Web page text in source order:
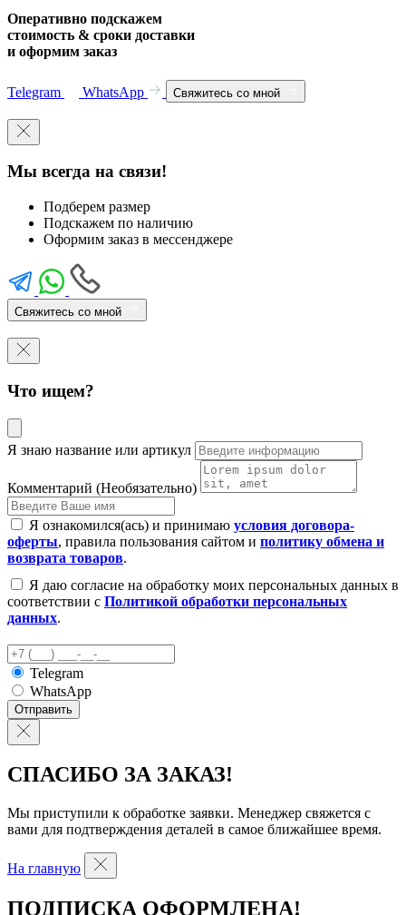
Оперативно подскажем
стоимость & сроки доставки
и оформим заказ
Telegram WhatsApp Свяжитесь со мной
Мы всегда на связи!
Подберем размер
Подскажем по наличию
Оформим заказ в мессенджере
Свяжитесь со мной
Что ищем?
Я знаю название или артикул
Комментарий (Необязательно)
Я ознакомился(ась) и принимаю условия договора-
оферты, правила пользования сайтом и политику обмена и
возврата товаров.
Я даю согласие на обработку моих персональных данных в
соответствии с Политикой обработки персональных
данных.
Telegram
WhatsApp
Отправить
СПАСИБО ЗА ЗАКАЗ!
Мы приступили к обработке заявки. Менеджер свяжется с
вами для подтверждения деталей в самое ближайшее время.
На главную
ПОДПИСКА ОФОРМЛЕНА!